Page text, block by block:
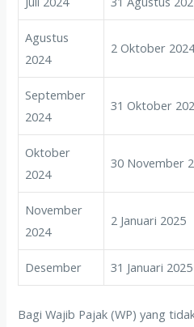
Agustus
2024
2 Oktober
September
2024
31 Oktober
Oktober
2024
30 November
November
2024
2 Januari 2025
Desember 31 Januari 2025
Bagi Wajib Pajak (WP) yang